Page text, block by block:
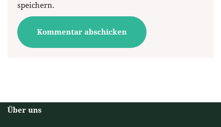
speichern.
Über uns